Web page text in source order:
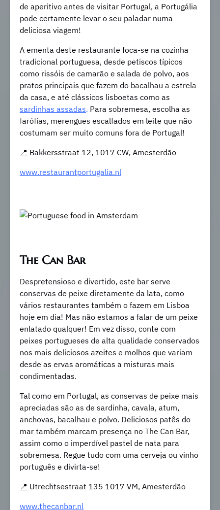
de aperitivo antes de visitar Portugal, a Portugália
pode certamente levar o seu paladar numa
deliciosa viagem!
A ementa deste restaurante foca-se na cozinha
tradicional portuguesa, desde petiscos típicos
como rissóis de camarão e salada de polvo, aos
pratos principais que fazem do bacalhau a estrela
da casa, e até clássicos lisboetas como as
sardinhas assadas. Para sobremesa, escolha as
farófias, merengues escalfados em leite que não
costumam ser muito comuns fora de Portugal!
📍 Bakkersstraat 12, 1017 CW, Amesterdão
www.restaurantportugalia.nl
The Can Bar
Despretensioso e divertido, este bar serve
conservas de peixe diretamente da lata, como
vários restaurantes também o fazem em Lisboa
hoje em dia! Mas não estamos a falar de um peixe
enlatado qualquer! Em vez disso, conte com
peixes portugueses de alta qualidade conservados
nos mais deliciosos azeites e molhos que variam
desde as ervas aromáticas a misturas mais
condimentadas.
Tal como em Portugal, as conservas de peixe mais
apreciadas são as de sardinha, cavala, atum,
anchovas, bacalhau e polvo. Deliciosos patês do
mar também marcam presença no The Can Bar,
assim como o imperdível pastel de nata para
sobremesa. Regue tudo com uma cerveja ou vinho
português e divirta-se!
📍 Utrechtsestraat 135 1017 VM, Amesterdão
www.thecanbar.nl